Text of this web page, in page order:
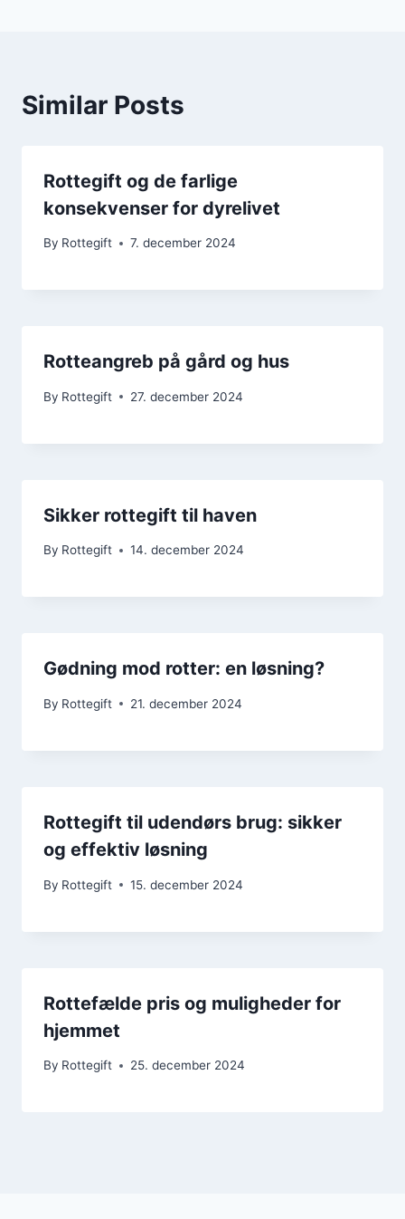
Similar Posts
Rottegift og de farlige
konsekvenser for dyrelivet
By Rottegift 7. december 2024
Rotteangreb på gård og hus
By Rottegift 27. december 2024
Sikker rottegift til haven
By Rottegift 14. december 2024
Gødning mod rotter: en løsning?
By Rottegift 21. december 2024
Rottegift til udendørs brug: sikker
og effektiv løsning
By Rottegift 15. december 2024
Rottefælde pris og muligheder for
hjemmet
By Rottegift 25. december 2024